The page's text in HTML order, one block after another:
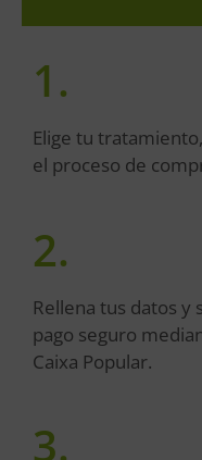
1.
Elige tu
el proceso de
2.
Rellena tus datos y
pago seguro
Caixa Popular.
3.